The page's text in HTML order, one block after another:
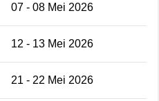
07 - 08 Mei 2026
12 - 13 Mei 2026
21 - 22 Mei 2026